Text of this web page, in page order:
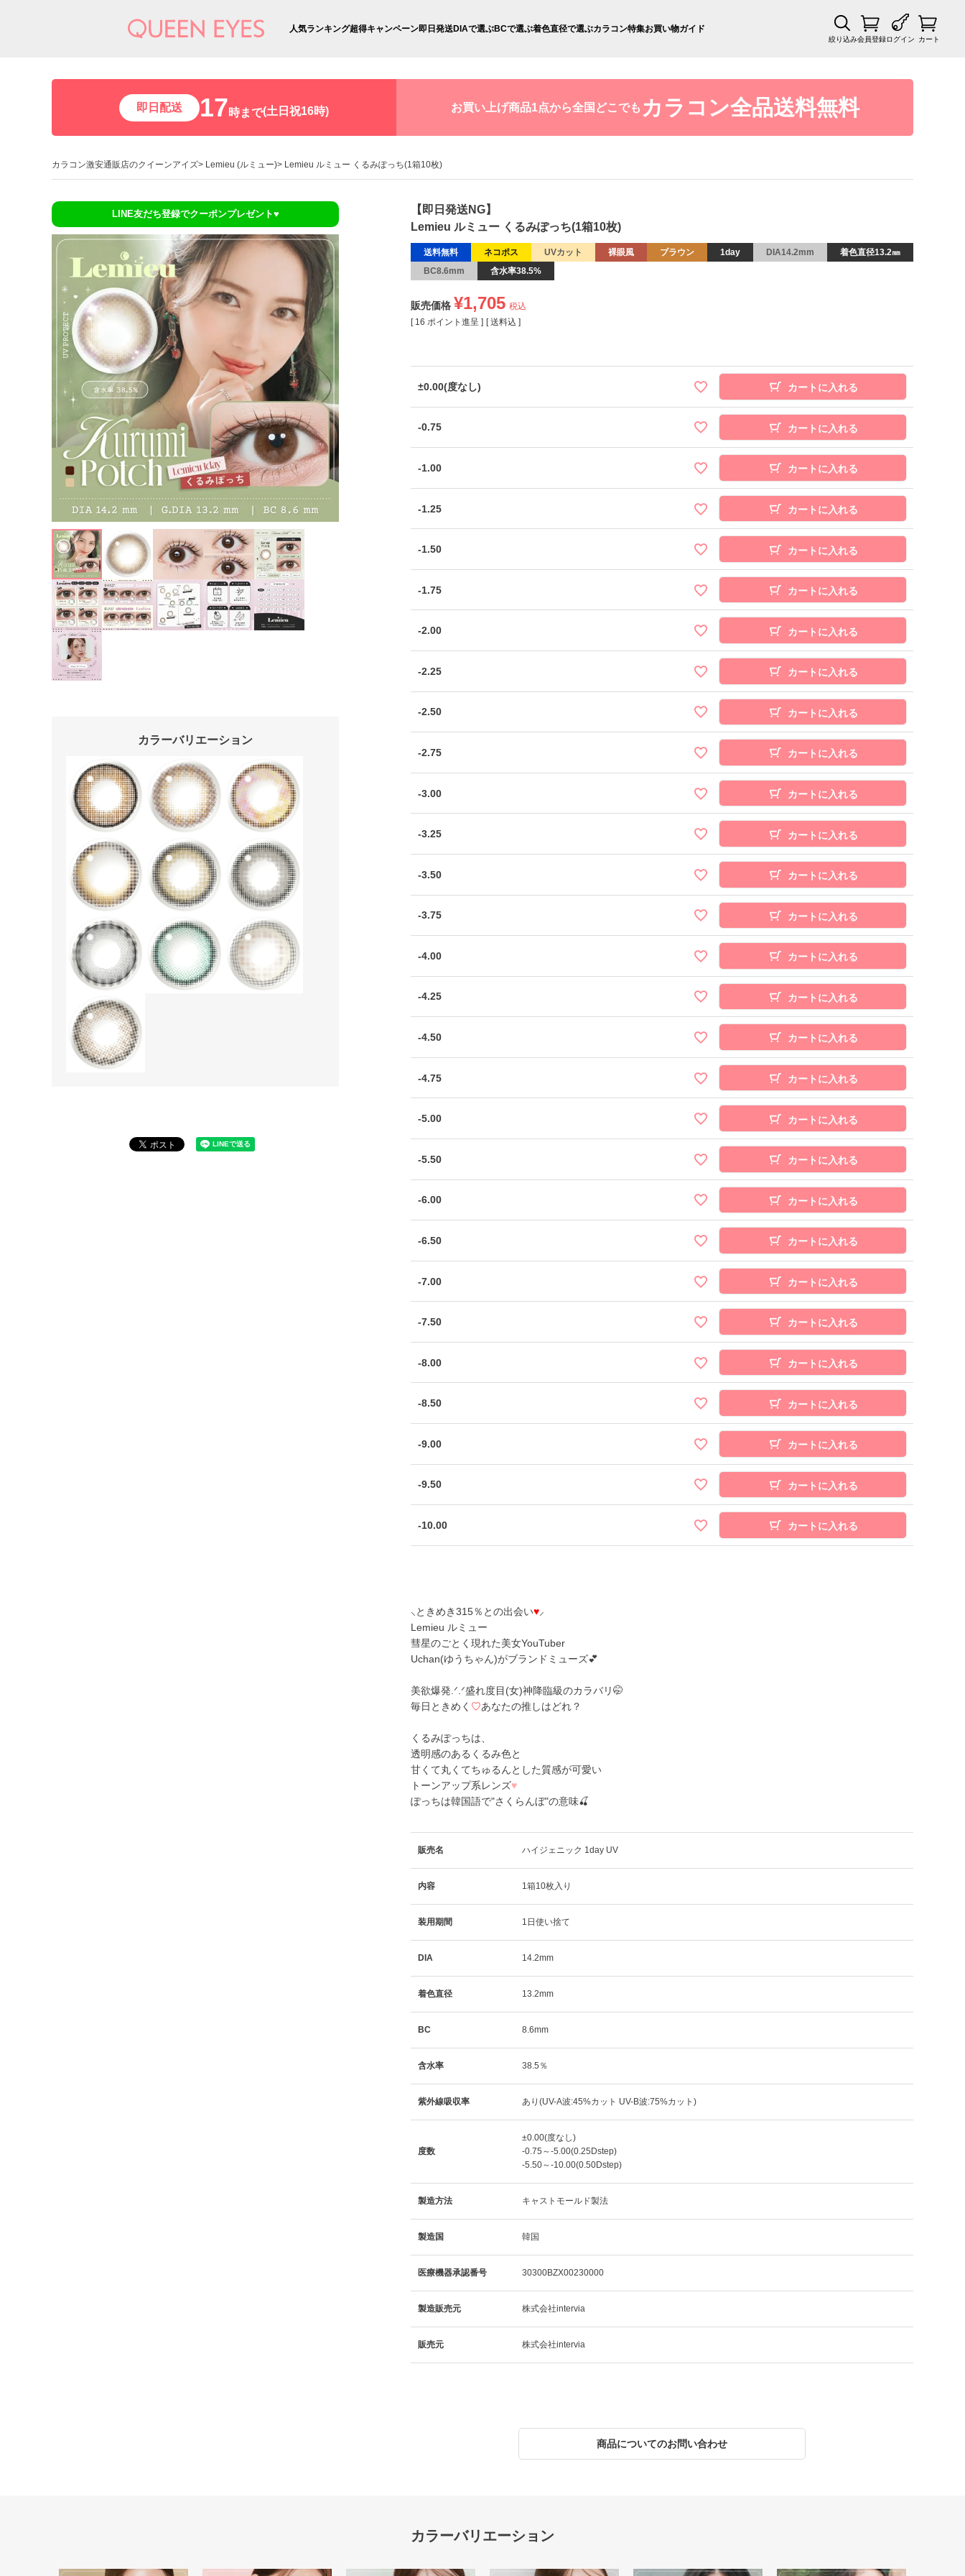
人気ランキング超得キャンペーン即日発送DIAで選ぶBCで選ぶ着色直径で選ぶカラコン特集お買い物ガイド
絞り込み会員登録ログイン カート
即日配送 17時まで(土日祝16時) お買い上げ商品1点から全国どこでも カラコン全品送料無料
カラコン激安通販店のクイーンアイズ Lemieu (ルミュー) Lemieu ルミュー くるみぽっち(1箱10枚)
LINE友だち登録でクーポンプレゼント♥
カラーバリエーション
【即日発送NG】
Lemieu ルミュー くるみぽっち(1箱10枚)
送料無料 ネコポス UVカット 裸眼風 ブラウン 1day DIA14.2mm
着色直径13.2㎜
BC8.6mm
含水率38.5%
販売価格 ¥1,705 税込
[ 16 ポイント進呈 ] 送料込
±0.00(度なし) カートに入れる
-0.75 カートに入れる
-1.00 カートに入れる
-1.25 カートに入れる
-1.50 カートに入れる
-1.75 カートに入れる
-2.00 カートに入れる
-2.25 カートに入れる
-2.50 カートに入れる
-2.75 カートに入れる
-3.00 カートに入れる
-3.25 カートに入れる
-3.50 カートに入れる
-3.75 カートに入れる
-4.00 カートに入れる
-4.25 カートに入れる
-4.50 カートに入れる
-4.75 カートに入れる
-5.00 カートに入れる
-5.50 カートに入れる
-6.00 カートに入れる
-6.50 カートに入れる
-7.00 カートに入れる
-7.50 カートに入れる
-8.00 カートに入れる
-8.50 カートに入れる
-9.00 カートに入れる
-9.50 カートに入れる
-10.00 カートに入れる
⸜ときめき315％との出会い♥⸝
Lemieu ルミュー
彗星のごとく現れた美女YouTuber
Uchan(ゆうちゃん)がブランドミューズ️💕
美欲爆発.ᐟ.ᐟ盛れ度目(女)神降臨級のカラバリ🤭
毎日ときめく ♡あなたの推しはどれ？
くるみぽっちは、
透明感のあるくるみ色と
甘くて丸くてちゅるんとした質感が可愛い
トーンアップ系レンズ♥
ぽっちは韓国語で"さくらんぼ"の意味🍒
販売名 ハイジェニック 1day UV
内容 1箱10枚入り
装用期間 1日使い捨て
DIA 14.2mm
着色直径 13.2mm
BC 8.6mm
含水率 38.5％
紫外線吸収率 あり(UV-A波:45%カット UV-B波:75%カット)
度数
±0.00(度なし)
-0.75～-5.00(0.25Dstep)
-5.50～-10.00(0.50Dstep)
製造方法 キャストモールド製法
製造国 韓国
医療機器承認番号 30300BZX00230000
製造販売元 株式会社intervia
販売元 株式会社intervia
商品についてのお問い合わせ